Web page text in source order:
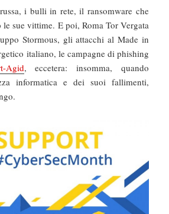
i bulli in rete, il ransomware che
sue vittime. E poi, Roma Tor Vergata
Stormous, gli attacchi al Made in
italiano, le campagne di phishing
Agid, eccetera: insomma, quando
informatica e dei suoi fallimenti,